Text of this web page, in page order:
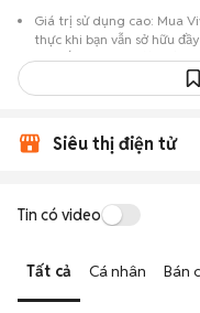
Giá trị sử dụng cao: Mua
thực khi bạn vẫn sở hữu
tư thấp hơn máy đập hộp.
Lựa chọn theo sát nhu
Test máy tại chỗ: Tạo
Dễ dàng thương lượng:
hai bên trao đổi giá cả
Siêu thị điện tử
Tin có video
Tất cả Cá nhân Bán